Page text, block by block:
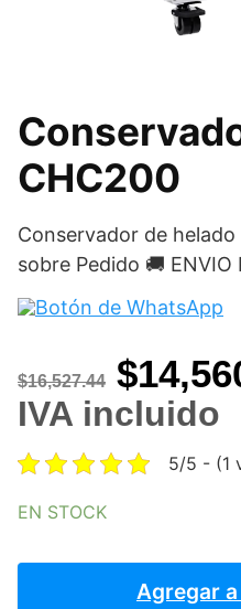
CHC200
Conservador de
sobre Pedido 🚚 ENVIO
$16,527.44
price
was:
$
IVA incluido
5/5 - (1
EN STOCK
Agregar